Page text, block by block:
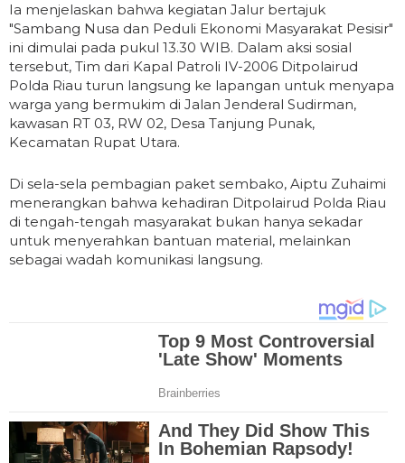
Ia menjelaskan bahwa kegiatan Jalur bertajuk
"Sambang Nusa dan Peduli Ekonomi Masyarakat Pesisir"
ini dimulai pada pukul 13.30 WIB. Dalam aksi sosial
tersebut, Tim dari Kapal Patroli IV-2006 Ditpolairud
Polda Riau turun langsung ke lapangan untuk menyapa
warga yang bermukim di Jalan Jenderal Sudirman,
kawasan RT 03, RW 02, Desa Tanjung Punak,
Kecamatan Rupat Utara.
Di sela-sela pembagian paket sembako, Aiptu Zuhaimi
menerangkan bahwa kehadiran Ditpolairud Polda Riau
di tengah-tengah masyarakat bukan hanya sekadar
untuk menyerahkan bantuan material, melainkan
sebagai wadah komunikasi langsung.